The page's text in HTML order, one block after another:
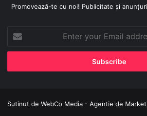
Promovează-te cu noi! Publicitate și
your
Email
Sutinut de WebCo Media - Agentie de